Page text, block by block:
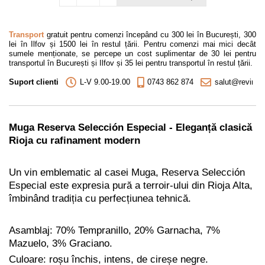
Transportgratuit pentru comenzi începând cu 300 lei în București, 300
lei în Ilfov și 1500 lei în restul țării. Pentru comenzi mai mici decât
sumele menționate, se percepe un cost suplimentar de 30 lei pentru
transportul în București și Ilfov și 35 lei pentru transportul în restul țării.
Suport clienti L-V 9.00-19.00 0743 862 874
Muga Reserva Selección Especial - Eleganță clasică
Rioja cu rafinament modern
Un vin emblematic al casei Muga, Reserva Selección
Especial este expresia pură a terroir-ului din Rioja Alta,
îmbinând tradiția cu perfecțiunea tehnică.
Asamblaj: 70% Tempranillo, 20% Garnacha, 7%
Mazuelo, 3% Graciano.
Culoare: roșu închis, intens, de cireșe negre.